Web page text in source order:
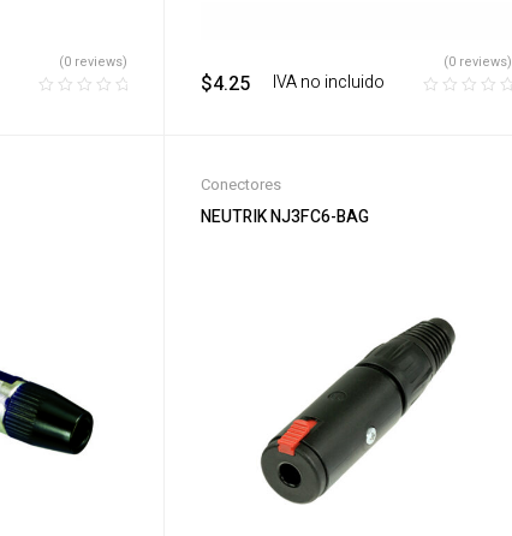
(0 reviews)
$4.25 ‎ ‎ ‎ IVA no incluido
(0 reviews)
Conectores
NEUTRIK NJ3FC6-BAG